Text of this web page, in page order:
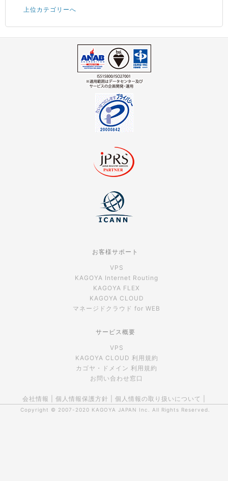
上位カテゴリーへ
お客様サポート
VPS
KAGOYA Internet Routing
KAGOYA FLEX
KAGOYA CLOUD
マネージドクラウド for WEB
サービス概要
VPS
KAGOYA CLOUD 利用規約
カゴヤ・ドメイン 利用規約
お問い合わせ窓口
会社情報 個人情報保護方針 個人情報の取り扱いについて
Copyright © 2007-2020 KAGOYA JAPAN Inc. All Rights Reserved.